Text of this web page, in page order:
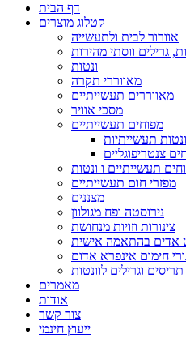
דף הבית
קטלוג מוצרים
אוורור לבית ולתעשייה
גרילים ווסתי מהירות
ונטות
מאווררי תקרה
מאווררים תעשייתיים
מסכי אוויר
מפוחים תעשייתיים
תעשייתיות
צנטריפוגליים
תעשייתיים ו ונטות
מפזרי חום תעשייתיים
מצננים
נירוסטה ופח מגולוון
צינורות וזויות מנחושת
אדים בהתאמה אישית
חימום אינפרא אדום
תריסים וגרילים לוונטות
מאמרים
אודות
צור קשר
ייעוץ חינמי